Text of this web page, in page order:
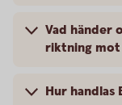
Vad händer
riktning
Hur handlas